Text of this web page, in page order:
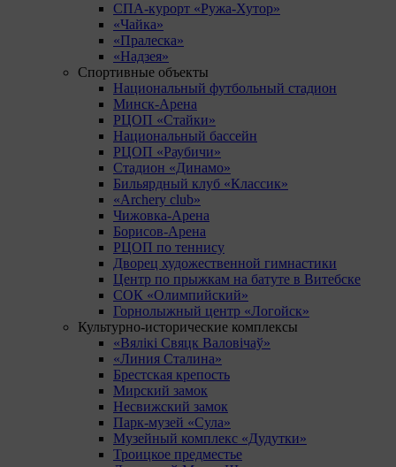
СПА-курорт «Ружа-Хутор»
«Чайка»
«Пралеска»
«Надзея»
Спортивные объекты
Национальный футбольный стадион
Минск-Арена
РЦОП «Стайки»
Национальный бассейн
РЦОП «Раубичи»
Стадион «Динамо»
Бильярдный клуб «Классик»
«Archery club»
Чижовка-Арена
Борисов-Арена
РЦОП по теннису
Дворец художественной гимнастики
Центр по прыжкам на батуте в Витебске
СОК «Олимпийский»
Горнолыжный центр «Логойск»
Культурно-исторические комплексы
«Вялікі Свяцк Валовічаў»
«Линия Сталина»
Брестская крепость
Мирский замок
Несвижский замок
Парк-музей «Сула»
Музейный комплекс «Дудутки»
Троицкое предместье